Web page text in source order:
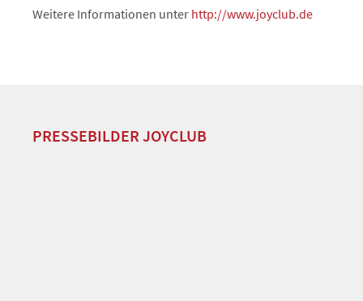
Weitere Informationen unter http://www.joyclub.de
PRESSEBILDER JOYCLUB